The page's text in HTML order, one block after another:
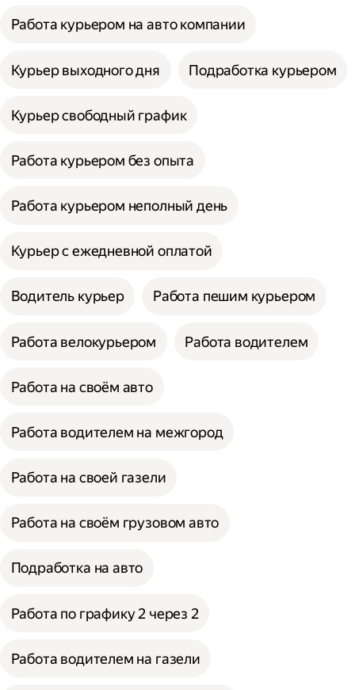
Работа курьером на авто компании
Курьер выходного дня Подработка курьером
Курьер свободный график
Работа курьером без опыта
Работа курьером неполный день
Курьер с ежедневной оплатой
Водитель курьер Работа пешим курьером
Работа велокурьером Работа водителем
Работа на своём авто
Работа водителем на межгород
Работа на своей газели
Работа на своём грузовом авто
Подработка на авто
Работа по графику 2 через 2
Работа водителем на газели